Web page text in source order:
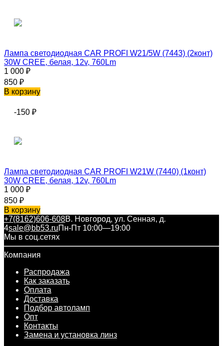
Лампа светодиодная CAR PROFI W21/5W (7443) (2конт)
30W CREE, белая, 12v, 760Lm
1 000 ₽
850 ₽
В корзину
-150 ₽
Лампа светодиодная CAR PROFI W21W (7440) (1конт)
30W CREE, белая, 12v, 760Lm
1 000 ₽
850 ₽
В корзину
+7(8162)606-608В. Новгород, ул. Сенная, д.
4sale@bb53.ruПн-Пт 10:00—19:00
Мы в соц.сетях
Компания
Распродажа
Как заказать
Оплата
Доставка
Подбор автоламп
Опт
Контакты
Замена и установка линз